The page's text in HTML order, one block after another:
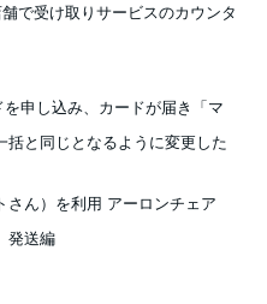
で受け取りサービスのカウンタ
申し込み、カードが届き「マ
括と同じとなるように変更した
さん）を利用 アーロンチェア
発送編